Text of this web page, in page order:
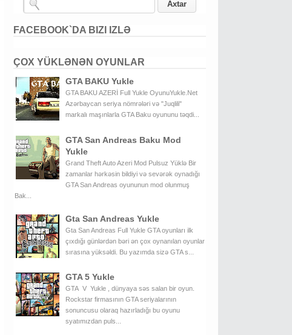
FACEBOOK`DA BIZI IZLƏ
ÇOX YÜKLƏNƏN OYUNLAR
GTA BAKU Yukle
GTA BAKU AZERİ Full Yukle OyunuYukle.Net
Azərbaycan seriya nömrələri və "Juqlili"
markalı maşınlarla GTA Baku oyununu təqdi...
GTA San Andreas Baku Mod
Yukle
Grand Theft Auto Azeri Mod Pulsuz Yüklə Bir
zamanlar hərkəsin bildiyi və sevərək oynadığı
GTA San Andreas oyununun mod olunmuş
Bak...
Gta San Andreas Yukle
Gta San Andreas Full Yukle GTA oyunları ilk
çıxdığı günlərdən bəri ən çox oynanılan oyunlar
sırasına yüksəldi. Bu yazımda sizə GTA s...
GTA 5 Yukle
GTA V Yukle , dünyaya səs salan bir oyun.
Rockstar firmasının GTA seriyalarının
sonuncusu olaraq hazırladığı bu oyunu
syatımızdan puls...